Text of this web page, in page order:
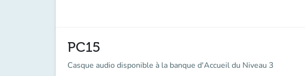
PC15
Casque audio disponible à la banque d'Accueil du Niveau 3